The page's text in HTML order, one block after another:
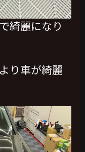
綺麗になり
り車が綺麗